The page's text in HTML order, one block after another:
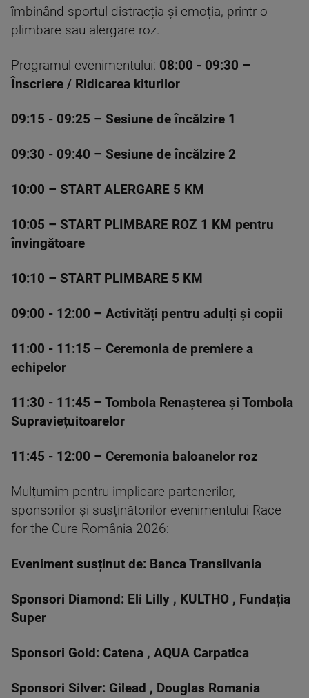
îmbinând sportul distracția și emoția, printr-o
plimbare sau alergare roz.
Programul evenimentului: 08:00 - 09:30 –
Înscriere / Ridicarea kiturilor
09:15 - 09:25 – Sesiune de încălzire 1
09:30 - 09:40 – Sesiune de încălzire 2
10:00 – START ALERGARE 5 KM
10:05 – START PLIMBARE ROZ 1 KM pentru
învingătoare
10:10 – START PLIMBARE 5 KM
09:00 - 12:00 – Activități pentru adulți și copii
11:00 - 11:15 – Ceremonia de premiere a
echipelor
11:30 - 11:45 – Tombola Renașterea și Tombola
Supraviețuitoarelor
11:45 - 12:00 – Ceremonia baloanelor roz
Mulțumim pentru implicare partenerilor,
sponsorilor și susținătorilor evenimentului Race
for the Cure România 2026:
Eveniment susținut de: Banca Transilvania
Sponsori Diamond: Eli Lilly , KULTHO , Fundația
Super
Sponsori Gold: Catena , AQUA Carpatica
Sponsori Silver: Gilead , Douglas Romania